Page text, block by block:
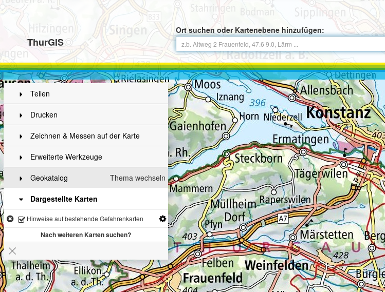
ThurGIS
Ort suchen oder Kartenebene hinzufügen:
Teilen
Drucken
Zeichnen & Messen auf der Karte
Erweiterte Werkzeuge
Thema wechseln
Geokatalog
Dargestellte Karten
Hinweise auf bestehende Gefahrenkarten
Nach weiteren Karten suchen?